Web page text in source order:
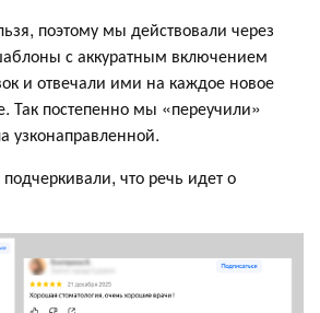
поэтому мы действовали через
с аккуратным включением
и отвечали ими на каждое новое
Так постепенно мы «переучили»
узконаправленной.
что речь идет о